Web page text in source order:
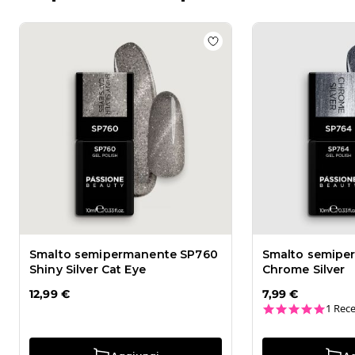
2026
Add to wishlist Smalto
Smalto semipermanente SP760
Shiny Silver Cat Eye
12,99 €
Smalto
Chrome Silver
7,99 €
5.0
1